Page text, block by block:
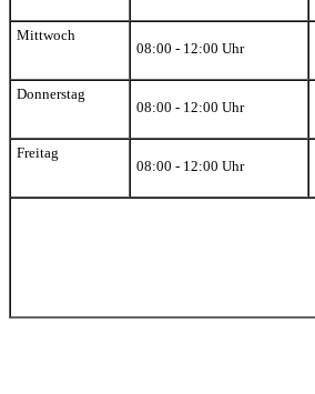
Mittwoch
08:00 - 12:00 Uhr
Donnerstag
08:00 - 12:00 Uhr
Freitag
08:00 - 12:00 Uhr